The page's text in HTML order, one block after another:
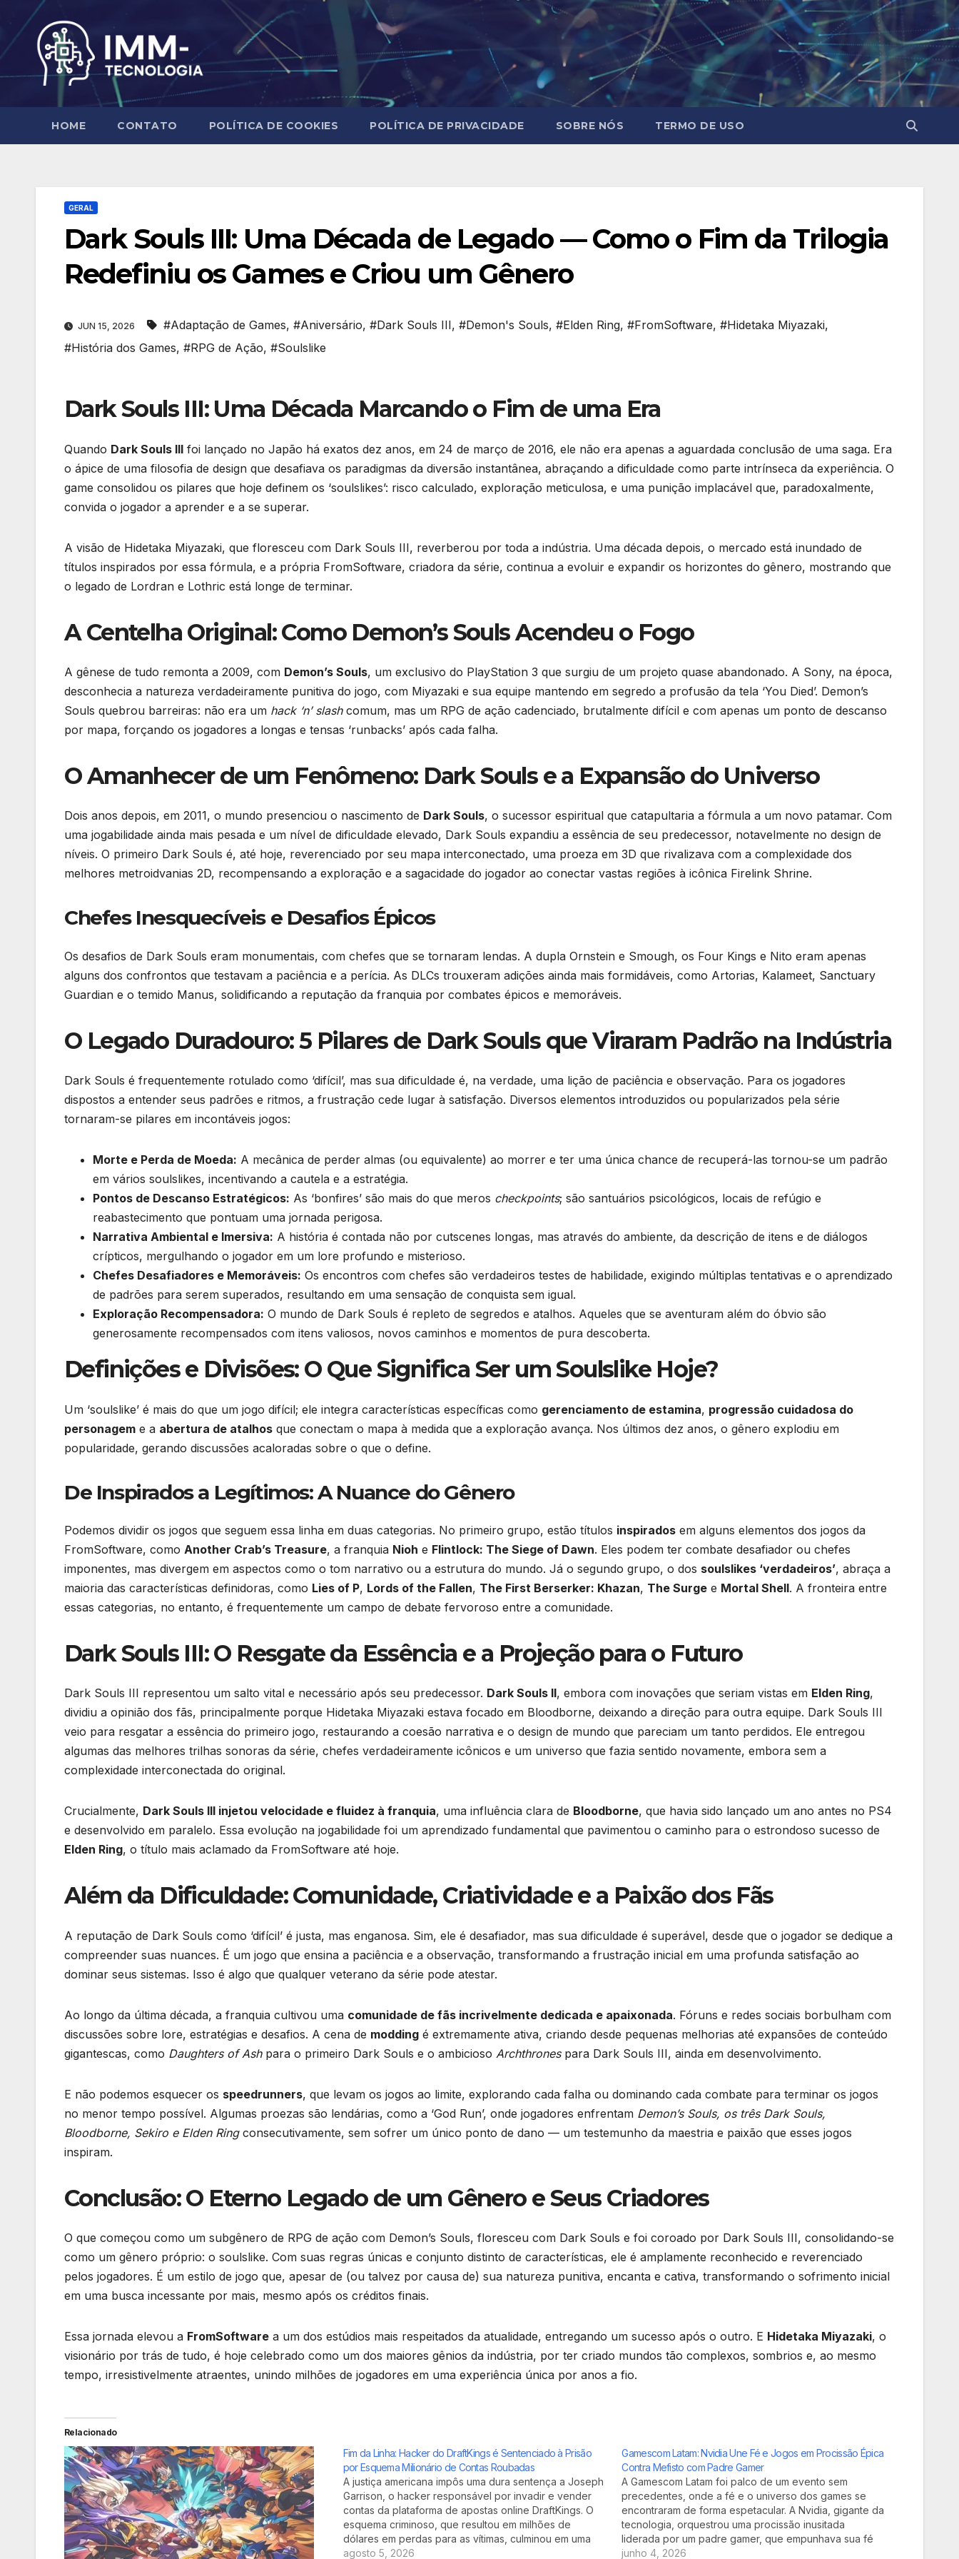
content
HOME CONTATO POLÍTICA DE COOKIES POLÍTICA DE PRIVACIDADE SOBRE NÓS TERMO DE USO
GERAL
Dark Souls III: Uma Década de Legado — Como o Fim da Trilogia
Redefiniu os Games e Criou um Gênero
JUN 15, 2026 #Adaptação de Games, #Aniversário, #Dark Souls III, #Demon's Souls, #Elden Ring, #FromSoftware, #Hidetaka Miyazaki,
#História dos Games, #RPG de Ação, #Soulslike
Dark Souls III: Uma Década Marcando o Fim de uma Era
Quando Dark Souls III foi lançado no Japão há exatos dez anos, em 24 de março de 2016, ele não era apenas a aguardada conclusão de uma saga. Era
o ápice de uma filosofia de design que desafiava os paradigmas da diversão instantânea, abraçando a dificuldade como parte intrínseca da experiência. O
game consolidou os pilares que hoje definem os ‘soulslikes’: risco calculado, exploração meticulosa, e uma punição implacável que, paradoxalmente,
convida o jogador a aprender e a se superar.
A visão de Hidetaka Miyazaki, que floresceu com Dark Souls III, reverberou por toda a indústria. Uma década depois, o mercado está inundado de
títulos inspirados por essa fórmula, e a própria FromSoftware, criadora da série, continua a evoluir e expandir os horizontes do gênero, mostrando que
o legado de Lordran e Lothric está longe de terminar.
A Centelha Original: Como Demon’s Souls Acendeu o Fogo
A gênese de tudo remonta a 2009, com Demon’s Souls, um exclusivo do PlayStation 3 que surgiu de um projeto quase abandonado. A Sony, na época,
desconhecia a natureza verdadeiramente punitiva do jogo, com Miyazaki e sua equipe mantendo em segredo a profusão da tela ‘You Died’. Demon’s
Souls quebrou barreiras: não era um hack ‘n’ slashcomum, mas um RPG de ação cadenciado, brutalmente difícil e com apenas um ponto de descanso
por mapa, forçando os jogadores a longas e tensas ‘runbacks’ após cada falha.
O Amanhecer de um Fenômeno: Dark Souls e a Expansão do Universo
Dois anos depois, em 2011, o mundo presenciou o nascimento de Dark Souls, o sucessor espiritual que catapultaria a fórmula a um novo patamar. Com
uma jogabilidade ainda mais pesada e um nível de dificuldade elevado, Dark Souls expandiu a essência de seu predecessor, notavelmente no design de
níveis. O primeiro Dark Souls é, até hoje, reverenciado por seu mapa interconectado, uma proeza em 3D que rivalizava com a complexidade dos
melhores metroidvanias 2D, recompensando a exploração e a sagacidade do jogador ao conectar vastas regiões à icônica Firelink Shrine.
Chefes Inesquecíveis e Desafios Épicos
Os desafios de Dark Souls eram monumentais, com chefes que se tornaram lendas. A dupla Ornstein e Smough, os Four Kings e Nito eram apenas
alguns dos confrontos que testavam a paciência e a perícia. As DLCs trouxeram adições ainda mais formidáveis, como Artorias, Kalameet, Sanctuary
Guardian e o temido Manus, solidificando a reputação da franquia por combates épicos e memoráveis.
O Legado Duradouro: 5 Pilares de Dark Souls que Viraram Padrão na Indústria
Dark Souls é frequentemente rotulado como ‘difícil’, mas sua dificuldade é, na verdade, uma lição de paciência e observação. Para os jogadores
dispostos a entender seus padrões e ritmos, a frustração cede lugar à satisfação. Diversos elementos introduzidos ou popularizados pela série
tornaram-se pilares em incontáveis jogos:
Morte e Perda de Moeda: A mecânica de perder almas (ou equivalente) ao morrer e ter uma única chance de recuperá-las tornou-se um padrão
em vários soulslikes, incentivando a cautela e a estratégia.
Pontos de Descanso Estratégicos: As ‘bonfires’ são mais do que meros checkpoints; são santuários psicológicos, locais de refúgio e
reabastecimento que pontuam uma jornada perigosa.
Narrativa Ambiental e Imersiva: A história é contada não por cutscenes longas, mas através do ambiente, da descrição de itens e de diálogos
crípticos, mergulhando o jogador em um lore profundo e misterioso.
Chefes Desafiadores e Memoráveis: Os encontros com chefes são verdadeiros testes de habilidade, exigindo múltiplas tentativas e o aprendizado
de padrões para serem superados, resultando em uma sensação de conquista sem igual.
Exploração Recompensadora: O mundo de Dark Souls é repleto de segredos e atalhos. Aqueles que se aventuram além do óbvio são
generosamente recompensados com itens valiosos, novos caminhos e momentos de pura descoberta.
Definições e Divisões: O Que Significa Ser um Soulslike Hoje?
Um ‘soulslike’ é mais do que um jogo difícil; ele integra características específicas como gerenciamento de estamina, progressão cuidadosa do
personagem e a abertura de atalhos que conectam o mapa à medida que a exploração avança. Nos últimos dez anos, o gênero explodiu em
popularidade, gerando discussões acaloradas sobre o que o define.
De Inspirados a Legítimos: A Nuance do Gênero
Podemos dividir os jogos que seguem essa linha em duas categorias. No primeiro grupo, estão títulos inspirados em alguns elementos dos jogos da
FromSoftware, como Another Crab’s Treasure, a franquia Nioh e Flintlock: The Siege of Dawn. Eles podem ter combate desafiador ou chefes
imponentes, mas divergem em aspectos como o tom narrativo ou a estrutura do mundo. Já o segundo grupo, o dos soulslikes ‘verdadeiros’, abraça a
maioria das características definidoras, como Lies of P, Lords of the Fallen, The First Berserker: Khazan, The Surge e Mortal Shell. A fronteira entre
essas categorias, no entanto, é frequentemente um campo de debate fervoroso entre a comunidade.
Dark Souls III: O Resgate da Essência e a Projeção para o Futuro
Dark Souls III representou um salto vital e necessário após seu predecessor. Dark Souls II, embora com inovações que seriam vistas em Elden Ring,
dividiu a opinião dos fãs, principalmente porque Hidetaka Miyazaki estava focado em Bloodborne, deixando a direção para outra equipe. Dark Souls III
veio para resgatar a essência do primeiro jogo, restaurando a coesão narrativa e o design de mundo que pareciam um tanto perdidos. Ele entregou
algumas das melhores trilhas sonoras da série, chefes verdadeiramente icônicos e um universo que fazia sentido novamente, embora sem a
complexidade interconectada do original.
Crucialmente, Dark Souls III injetou velocidade e fluidez à franquia, uma influência clara de Bloodborne, que havia sido lançado um ano antes no PS4
e desenvolvido em paralelo. Essa evolução na jogabilidade foi um aprendizado fundamental que pavimentou o caminho para o estrondoso sucesso de
Elden Ring, o título mais aclamado da FromSoftware até hoje.
Além da Dificuldade: Comunidade, Criatividade e a Paixão dos Fãs
A reputação de Dark Souls como ‘difícil’ é justa, mas enganosa. Sim, ele é desafiador, mas sua dificuldade é superável, desde que o jogador se dedique a
compreender suas nuances. É um jogo que ensina a paciência e a observação, transformando a frustração inicial em uma profunda satisfação ao
dominar seus sistemas. Isso é algo que qualquer veterano da série pode atestar.
Ao longo da última década, a franquia cultivou uma comunidade de fãs incrivelmente dedicada e apaixonada. Fóruns e redes sociais borbulham com
discussões sobre lore, estratégias e desafios. A cena de modding é extremamente ativa, criando desde pequenas melhorias até expansões de conteúdo
gigantescas, como Daughters of Ashpara o primeiro Dark Souls e o ambicioso Archthronespara Dark Souls III, ainda em desenvolvimento.
E não podemos esquecer os speedrunners, que levam os jogos ao limite, explorando cada falha ou dominando cada combate para terminar os jogos
no menor tempo possível. Algumas proezas são lendárias, como a ‘God Run’, onde jogadores enfrentam Demon’s Souls, os três Dark Souls,
Bloodborne, Sekiro e Elden Ringconsecutivamente, sem sofrer um único ponto de dano — um testemunho da maestria e paixão que esses jogos
inspiram.
Conclusão: O Eterno Legado de um Gênero e Seus Criadores
O que começou como um subgênero de RPG de ação com Demon’s Souls, floresceu com Dark Souls e foi coroado por Dark Souls III, consolidando-se
como um gênero próprio: o soulslike. Com suas regras únicas e conjunto distinto de características, ele é amplamente reconhecido e reverenciado
pelos jogadores. É um estilo de jogo que, apesar de (ou talvez por causa de) sua natureza punitiva, encanta e cativa, transformando o sofrimento inicial
em uma busca incessante por mais, mesmo após os créditos finais.
Essa jornada elevou a FromSoftware a um dos estúdios mais respeitados da atualidade, entregando um sucesso após o outro. E Hidetaka Miyazaki, o
visionário por trás de tudo, é hoje celebrado como um dos maiores gênios da indústria, por ter criado mundos tão complexos, sombrios e, ao mesmo
tempo, irresistivelmente atraentes, unindo milhões de jogadores em uma experiência única por anos a fio.
Relacionado
Fim da Linha: Hacker do DraftKings é Sentenciado à Prisão
por Esquema Milionário de Contas Roubadas
A justiça americana impôs uma dura sentença a Joseph
Garrison, o hacker responsável por invadir e vender
contas da plataforma de apostas online DraftKings. O
esquema criminoso, que resultou em milhões de
dólares em perdas para as vítimas, culminou em uma
pena de prisão, reforçando a seriedade dos crimes
agosto 5, 2026
Gamescom Latam: Nvidia Une Fé e Jogos em Procissão Épica
Contra Mefisto com Padre Gamer
A Gamescom Latam foi palco de um evento sem
precedentes, onde a fé e o universo dos games se
encontraram de forma espetacular. A Nvidia, gigante da
tecnologia, orquestrou uma procissão inusitada
liderada por um padre gamer, que empunhava sua fé
para desafiar a representação do mal, Mefisto, em
junho 4, 2026